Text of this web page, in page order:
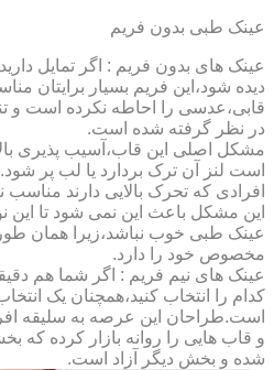
عینک طبی بدون فریم
عینک های بدون فریم : اگر تمایل
دیده شود،این فریم بسیار برایتان
قابی،عدسی را احاطه نکرده است و
در نظر گرفته شده است.
مشکل اصلی این قاب،آسیب پذیری
است لنز آن ترک بردارد یا لب پر
افرادی که تحرک بالایی دارند
این مشکل باعث این نمی شود تا این
عینک طبی خوب نباشد،زیرا همان
مخصوص خود را دارد.
عینک های نیم فریم : اگر شما هم دقیقاً
کدام را انتخاب کنید،همچنان یک
است.طراحان این عرصه به سلیقه
و قاب هایی را روانه بازار کرده که
شده و بخش دیگر آزاد است.